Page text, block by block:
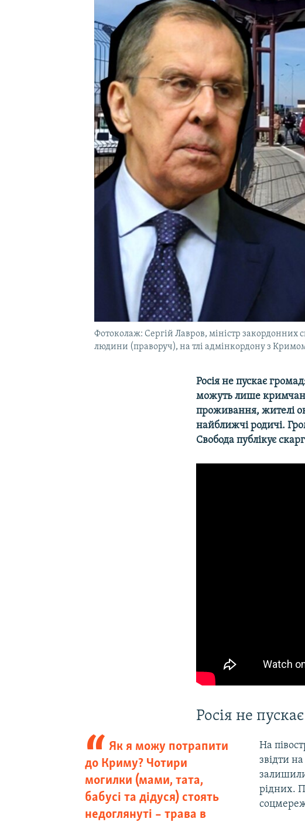
УКРАЇНСЬКА ПРОБЛЕМА КРИМУ
Фотоколаж: Сергій Лавров, міністр закордонних
людини (праворуч), на тлі адмінкордону з
Росія не пускає
можуть лише
проживання, жителі
найближчі родичі.
Свобода публікує
Росія не
Як я можу потрапити
до Криму? Чотири
могилки (мами, тата,
бабусі та дідуся) стоять
недоглянуті – трава в
На
звідти
рідних.